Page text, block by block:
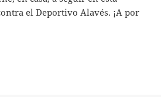
el Deportivo Alavés. ¡A por